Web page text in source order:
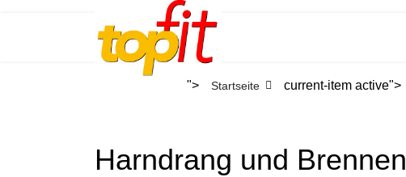
"> Startseite current-item active">
Harndrang und Brennen